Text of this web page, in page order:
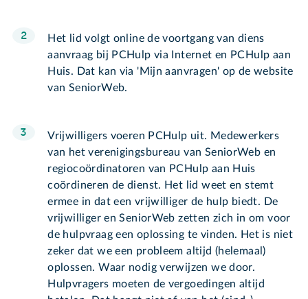
Het lid volgt online de voortgang van diens
aanvraag bij PCHulp via Internet en PCHulp aan
Huis. Dat kan via 'Mijn aanvragen' op de website
van SeniorWeb.
Vrijwilligers voeren PCHulp uit. Medewerkers
van het verenigingsbureau van SeniorWeb en
regiocoördinatoren van PCHulp aan Huis
coördineren de dienst. Het lid weet en stemt
ermee in dat een vrijwilliger de hulp biedt. De
vrijwilliger en SeniorWeb zetten zich in om voor
de hulpvraag een oplossing te vinden. Het is niet
zeker dat we een probleem altijd (helemaal)
oplossen. Waar nodig verwijzen we door.
Hulpvragers moeten de vergoedingen altijd